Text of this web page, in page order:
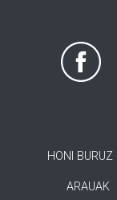
HONI BURUZ
ARAUAK